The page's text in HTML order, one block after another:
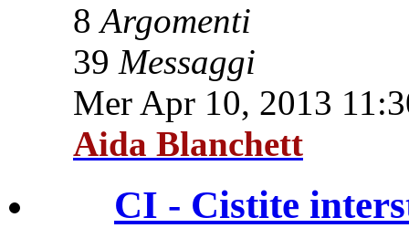
8Argomenti
39 Messaggi
Mer Apr 10, 2013
Aida Blanchett
CI - Cistite